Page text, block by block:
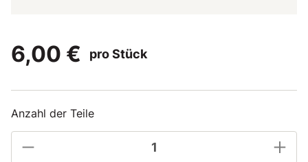
6,00 € pro Stück
Anzahl der Teile